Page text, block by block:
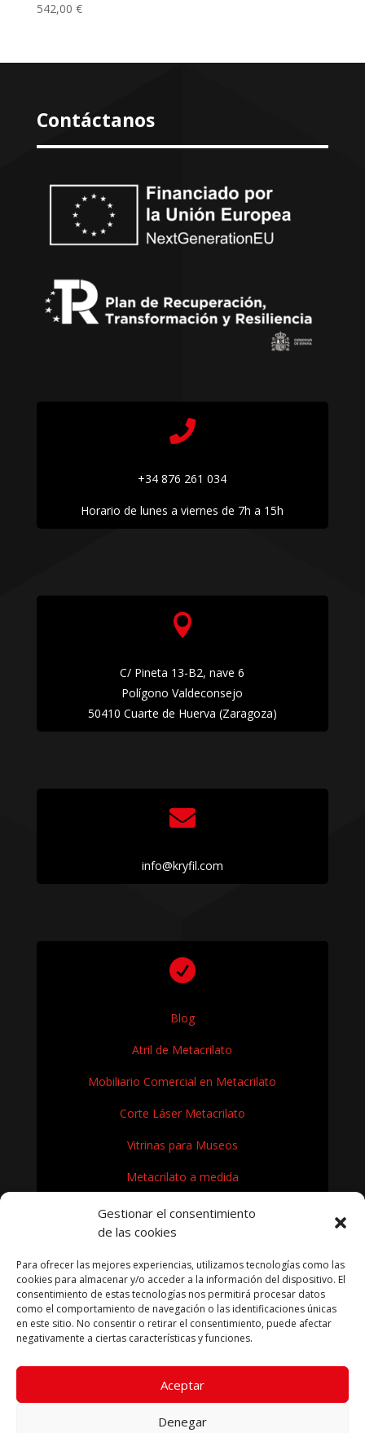
Gestionar el consentimiento
de las cookies
Para ofrecer las mejores experiencias, utilizamos tecnologías como las
cookies para almacenar y/o acceder a la información del dispositivo. El
consentimiento de estas tecnologías nos permitirá procesar datos
como el comportamiento de navegación o las identificaciones únicas
en este sitio. No consentir o retirar el consentimiento, puede afectar
negativamente a ciertas características y funciones.
Aceptar
Denegar
542,00 €
Contáctanos

+34 876 261 034
Horario de lunes a viernes de 7h a 15h

C/ Pineta 13-B2, nave 6
Polígono Valdeconsejo
50410 Cuarte de Huerva (Zaragoza)

info@kryfil.com

Blog
Atril de Metacrilato
Mobiliario Comercial en Metacrilato
Corte Láser Metacrilato
Vitrinas para Museos
Metacrilato a medida
Rótulos en Metacrilato
Expositores de metacrilato para museos
¿Cómo se fabrica el metacrilato?
KRYFIL METACRILATO SL 2026
Política de privacidad